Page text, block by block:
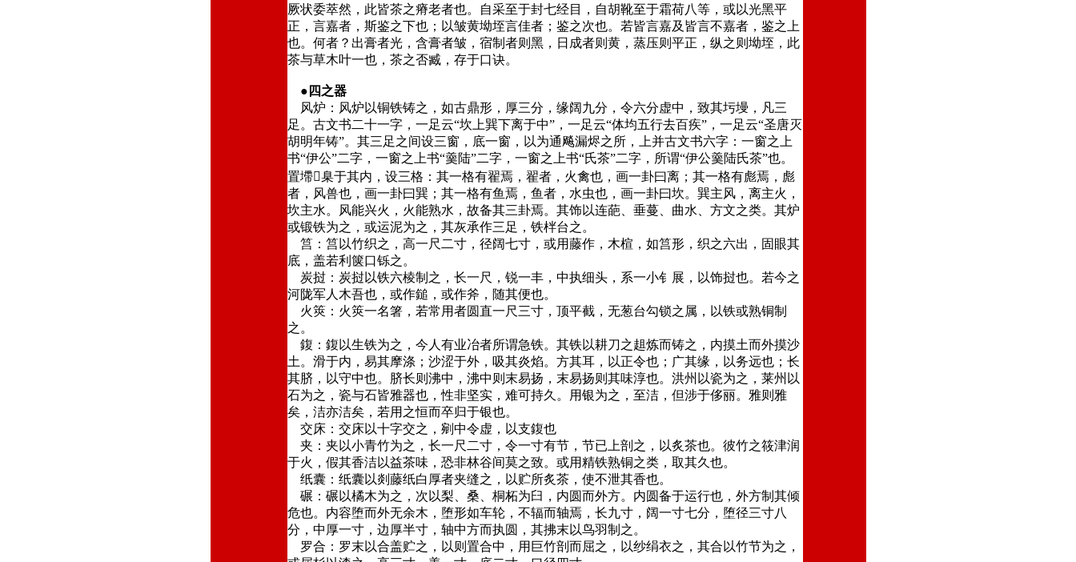
厥状委萃然，此皆茶之瘠老者也。自采至于封七经目，自胡靴至于霜荷八等，或以光黑平
正，言嘉者，斯鉴之下也；以皱黄坳垤言佳者；鉴之次也。若皆言嘉及皆言不嘉者，鉴之上
也。何者？出膏者光，含膏者皱，宿制者则黑，日成者则黄，蒸压则平正，纵之则坳垤，此
茶与草木叶一也，茶之否臧，存于口诀。
● 四之器
风炉：风炉以铜铁铸之，如古鼎形，厚三分，缘阔九分，令六分虚中，致其圬墁，凡三
足。古文书二十一字，一足云“坎上巽下离于中”，一足云“体均五行去百疾”，一足云“圣唐灭
胡明年铸”。其三足之间设三窗，底一窗，以为通飚漏烬之所，上并古文书六字：一窗之上
书“伊公”二字，一窗之上书“羹陆”二字，一窗之上书“氏茶”二字，所谓“伊公羹陆氏茶”也。
置墆臬于其内，设三格：其一格有翟焉，翟者，火禽也，画一卦曰离；其一格有彪焉，彪
者，风兽也，画一卦曰巽；其一格有鱼焉，鱼者，水虫也，画一卦曰坎。巽主风，离主火，
坎主水。风能兴火，火能熟水，故备其三卦焉。其饰以连葩、垂蔓、曲水、方文之类。其炉
或锻铁为之，或运泥为之，其灰承作三足，铁柈台之。
筥：筥以竹织之，高一尺二寸，径阔七寸，或用藤作，木楦，如筥形，织之六出，固眼其
底，盖若利箧口铄之。
炭挝：炭挝以铁六棱制之，长一尺，锐一丰，中执细头，系一小钅展，以饰挝也。若今之
河陇军人木吾也，或作鎚，或作斧，随其便也。
火筴：火筴一名箸，若常用者圆直一尺三寸，顶平截，无葱台勾锁之属，以铁或熟铜制
之。
鍑：鍑以生铁为之，今人有业冶者所谓急铁。其铁以耕刀之趄炼而铸之，内摸土而外摸沙
土。滑于内，易其摩涤；沙涩于外，吸其炎焰。方其耳，以正令也；广其缘，以务远也；长
其脐，以守中也。脐长则沸中，沸中则末易扬，末易扬则其味淳也。洪州以瓷为之，莱州以
石为之，瓷与石皆雅器也，性非坚实，难可持久。用银为之，至洁，但涉于侈丽。雅则雅
矣，洁亦洁矣，若用之恒而卒归于银也。
交床：交床以十字交之，剜中令虚，以支鍑也
夹：夹以小青竹为之，长一尺二寸，令一寸有节，节已上剖之，以炙茶也。彼竹之筱津润
于火，假其香洁以益茶味，恐非林谷间莫之致。或用精铁熟铜之类，取其久也。
纸囊：纸囊以剡藤纸白厚者夹缝之，以贮所炙茶，使不泄其香也。
碾：碾以橘木为之，次以梨、桑、桐柘为臼，内圆而外方。内圆备于运行也，外方制其倾
危也。内容堕而外无余木，堕形如车轮，不辐而轴焉，长九寸，阔一寸七分，堕径三寸八
分，中厚一寸，边厚半寸，轴中方而执圆，其拂末以鸟羽制之。
罗合：罗末以合盖贮之，以则置合中，用巨竹剖而屈之，以纱绢衣之，其合以竹节为之，